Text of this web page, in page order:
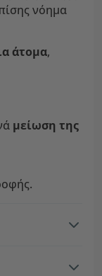
νόημα
άτομα,
μείωση της